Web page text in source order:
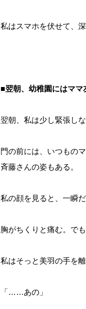
私はスマホを伏せて、深
■翌朝、幼稚園にはマ
翌朝、私は少し緊張し
門の前には、いつもの
斉藤さんの姿もある。
私の顔を見ると、一瞬
胸がちくりと痛む。で
私はそっと美羽の手を
「……あの」